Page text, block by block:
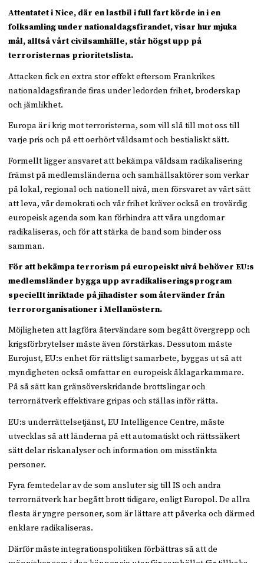
Attentatet i Nice, där en lastbil i full fart körde in i en
folksamling under nationaldagsfirandet, visar hur mjuka
mål, alltså vårt civilsamhälle, står högst upp på
terroristernas prioritetslista.
Attacken fick en extra stor effekt eftersom Frankrikes
nationaldagsfirande firas under ledorden frihet, broderskap
och jämlikhet.
Europa är i krig mot terroristerna, som vill slå till mot oss till
varje pris och på ett oerhört våldsamt och bestialiskt sätt.
Formellt ligger ansvaret att bekämpa våldsam radikalisering
främst på medlemsländerna och samhällsaktörer som verkar
på lokal, regional och nationell nivå, men försvaret av vårt sätt
att leva, vår demokrati och vår frihet kräver också en trovärdig
europeisk agenda som kan förhindra att våra ungdomar
radikaliseras, och för att stärka de band som binder oss
samman.
För att bekämpa terrorism på europeiskt nivå behöver EU:s
medlemsländer bygga upp avradikaliseringsprogram
speciellt inriktade på jihadister som återvänder från
terrororganisationer i Mellanöstern.
Möjligheten att lagföra återvändare som begått övergrepp och
krigsförbrytelser måste även förstärkas. Dessutom måste
Eurojust, EU:s enhet för rättsligt samarbete, byggas ut så att
myndigheten också omfattar en europeisk åklagarkammare.
På så sätt kan gränsöverskridande brottslingar och
terrornätverk effektivare gripas och ställas inför rätta.
EU:s underrättelsetjänst, EU Intelligence Centre, måste
utvecklas så att länderna på ett automatiskt och rättssäkert
sätt delar riskanalyser och information om misstänkta
personer.
Fyra femtedelar av de som ansluter sig till IS och andra
terrornätverk har begått brott tidigare, enligt Europol. De allra
flesta är yngre personer, som är lättare att påverka och därmed
enklare radikaliseras.
Därför måste integrationspolitiken förbättras så att de